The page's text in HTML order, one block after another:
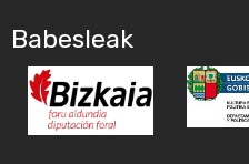
Babesleak